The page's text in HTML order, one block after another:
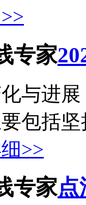
专家
与进
包括
>>
专家点